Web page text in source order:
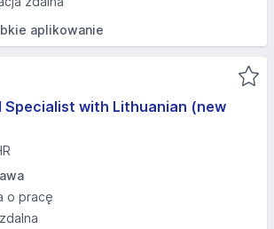
aplikowanie
Specialist with Lithuanian (new
o pracę